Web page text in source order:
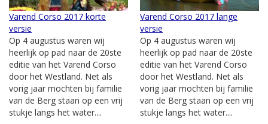
Varend Corso 2017 korte
versie
Op 4 augustus waren wij
heerlijk op pad naar de 20ste
editie van het Varend Corso
door het Westland. Net als
vorig jaar mochten bij familie
van de Berg staan op een vrij
stukje langs het water....
Varend Corso 2017 lange
versie
Op 4 augustus waren wij
heerlijk op pad naar de 20ste
editie van het Varend Corso
door het Westland. Net als
vorig jaar mochten bij familie
van de Berg staan op een vrij
stukje langs het water....